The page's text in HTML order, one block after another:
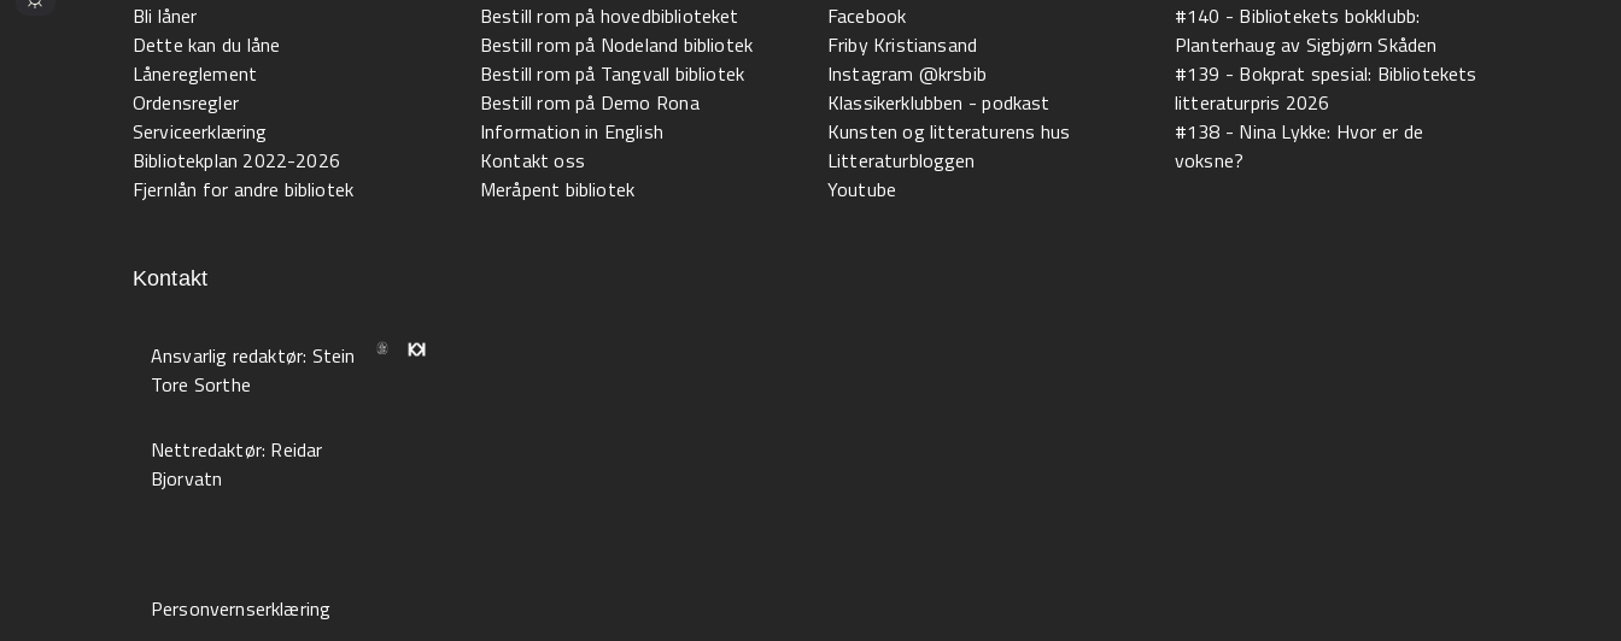
Bli låner
Dette kan du låne
Lånereglement
Ordensregler
Serviceerklæring
Bibliotekplan 2022-2026
Fjernlån for andre bibliotek
Bestill rom på hovedbiblioteket
Bestill rom på Nodeland bibliotek
Bestill rom på Tangvall bibliotek
Bestill rom på Demo Rona
Information in English
Kontakt oss
Meråpent bibliotek
Facebook
Friby Kristiansand
Instagram @krsbib
Klassikerklubben - podkast
Kunsten og litteraturens hus
Litteraturbloggen
Youtube
#140 - Bibliotekets bokklubb:
Planterhaug av Sigbjørn Skåden
#139 - Bokprat spesial: Bibliotekets
litteraturpris 2026
#138 - Nina Lykke: Hvor er de
voksne?
Kontakt
Ansvarlig redaktør: Stein
Tore Sorthe
Nettredaktør: Reidar
Bjorvatn
Personvernserklæring